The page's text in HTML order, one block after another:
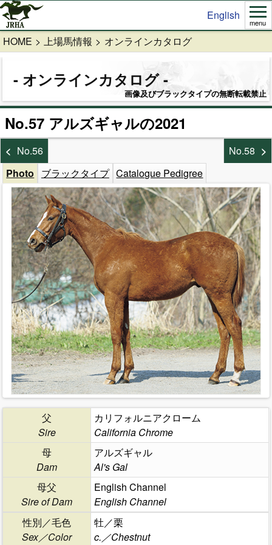
English
menu
HOME 上場馬情報 オンラインカタログ
オンラインカタログ
画像及びブラックタイプの無断転載禁止
No.57 アルズギャルの2021
No.56
No.58
Photo
ブラックタイプ Catalogue Pedigree
父
Sire
カリフォルニアクローム
California Chrome
母
Dam
アルズギャル
Al's Gal
母父
Sire of Dam
English Channel
English Channel
性別／毛色
Sex／Color
牡／栗
c.／Chestnut